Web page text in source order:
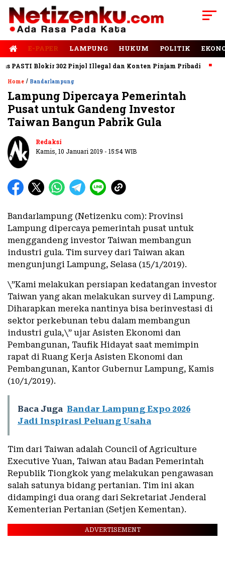
E-PAPER LAMPUNG HUKUM POLITIK
Blokir 302 Pinjol Illegal dan Konten Pinjam Pribadi
Home / Bandarlampung
Lampung Dipercaya Pemerintah
Pusat untuk Gandeng Investor
Taiwan Bangun Pabrik Gula
Redaksi
Kamis, 10 Januari 2019 - 15:54 WIB
Bandarlampung (Netizenku com): Provinsi
Lampung dipercaya pemerintah pusat untuk
menggandeng investor Taiwan membangun
industri gula. Tim survey dari Taiwan akan
mengunjungi Lampung, Selasa (15/1/2019).
\”Kami melakukan persiapan kedatangan investor
Taiwan yang akan melakukan survey di Lampung.
Diharapkan mereka nantinya bisa berinvestasi di
sektor perkebunan tebu dalam membangun
industri gula,\” ujar Asisten Ekonomi dan
Pembangunan, Taufik Hidayat saat memimpin
rapat di Ruang Kerja Asisten Ekonomi dan
Pembangunan, Kantor Gubernur Lampung, Kamis
(10/1/2019).
Baca Juga Bandar Lampung Expo 2026
Jadi Inspirasi Peluang Usaha
Tim dari Taiwan adalah Council of Agriculture
Executive Yuan, Taiwan atau Badan Pemerintah
Republik Tiongkok yang melakukan pengawasan
salah satunya bidang pertanian. Tim ini akan
didampingi dua orang dari Sekretariat Jenderal
Kementerian Pertanian (Setjen Kementan).
ADVERTISEMENT